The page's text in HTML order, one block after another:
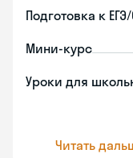
Подготовка к
Мини-курс
Уроки для
Читать